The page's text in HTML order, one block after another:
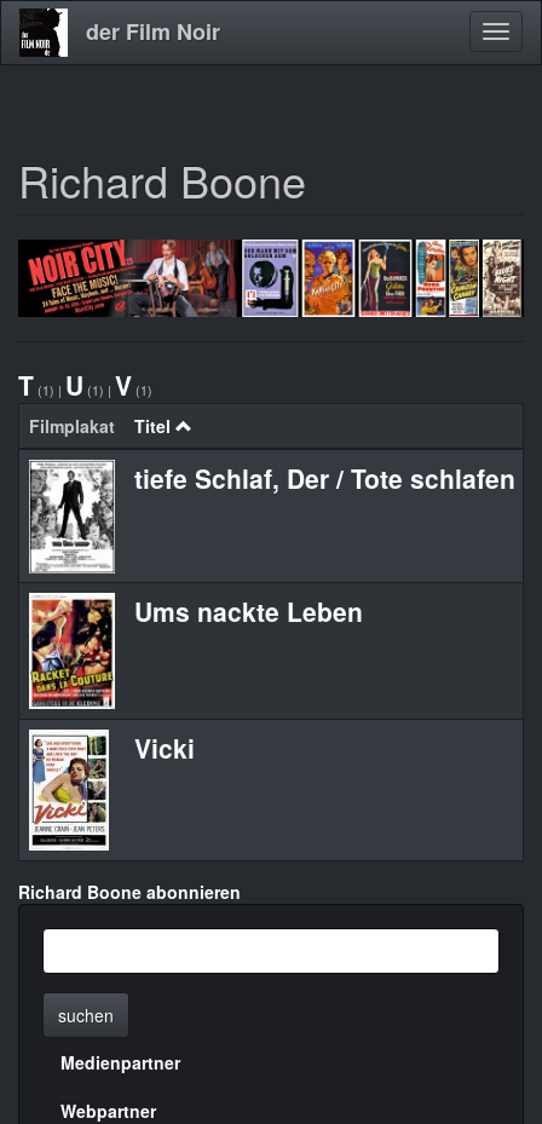
Direkt
zum
der Film Noir
Richard Boone
T (1) | U (1) | V (1)
Filmplakat Titel
tiefe Schlaf, Der / Tote schlafen
Ums nackte Leben
Vicki
Richard Boone abonnieren
suchen
Menülinks
Medienpartner
Webpartner